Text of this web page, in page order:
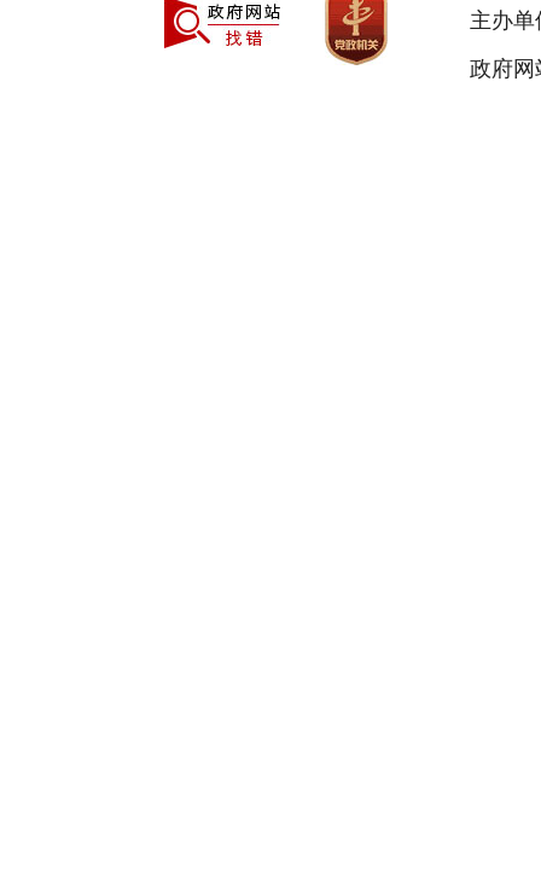
主办
政府网